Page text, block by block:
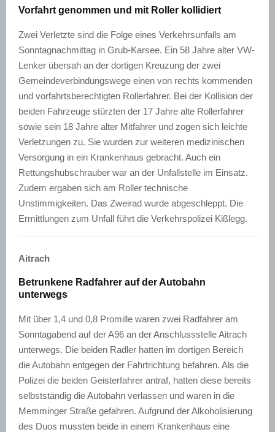
Vorfahrt genommen und mit Roller kollidiert
Zwei Verletzte sind die Folge eines Verkehrsunfalls am
Sonntagnachmittag in Grub-Karsee. Ein 58 Jahre alter VW-
Lenker übersah an der dortigen Kreuzung der zwei
Gemeindeverbindungswege einen von rechts kommenden
und vorfahrtsberechtigten Rollerfahrer. Bei der Kollision der
beiden Fahrzeuge stürzten der 17 Jahre alte Rollerfahrer
sowie sein 18 Jahre alter Mitfahrer und zogen sich leichte
Verletzungen zu. Sie wurden zur weiteren medizinischen
Versorgung in ein Krankenhaus gebracht. Auch ein
Rettungshubschrauber war an der Unfallstelle im Einsatz.
Zudem ergaben sich am Roller technische
Unstimmigkeiten. Das Zweirad wurde abgeschleppt. Die
Ermittlungen zum Unfall führt die Verkehrspolizei Kißlegg.
Aitrach
Betrunkene Radfahrer auf der Autobahn
unterwegs
Mit über 1,4 und 0,8 Promille waren zwei Radfahrer am
Sonntagabend auf der A96 an der Anschlussstelle Aitrach
unterwegs. Die beiden Radler hatten im dortigen Bereich
die Autobahn entgegen der Fahrtrichtung befahren. Als die
Polizei die beiden Geisterfahrer antraf, hatten diese bereits
selbstständig die Autobahn verlassen und waren in die
Memminger Straße gefahren. Aufgrund der Alkoholisierung
des Duos mussten beide in einem Krankenhaus eine